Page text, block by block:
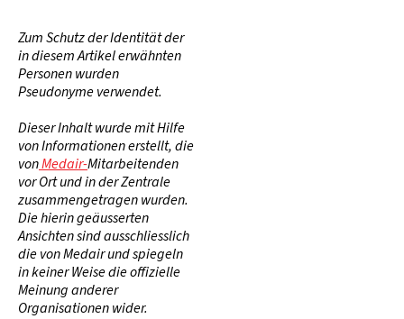
Zum Schutz der Identität der
in diesem Artikel erwähnten
Personen wurden
Pseudonyme verwendet.
Dieser Inhalt wurde mit Hilfe
von Informationen erstellt, die
vonMedair-Mitarbeitenden
vor Ort und in der Zentrale
zusammengetragen wurden.
Die hierin geäusserten
Ansichten sind ausschliesslich
die von Medair und spiegeln
in keiner Weise die offizielle
Meinung anderer
Organisationen wider.